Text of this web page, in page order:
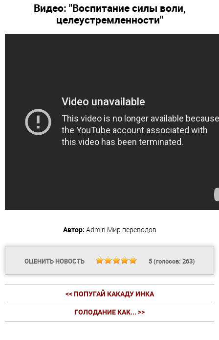
Видео: "Воспитание силы воли,
целеустремленности"
Автор: Admin Мир переводов
ОЦЕНИТЬ НОВОСТЬ 5(голосов: 263)
<< ПОПУГАЙ КАКАДУ ИНКА
ГОЛОДАНИЕ КАК... >>